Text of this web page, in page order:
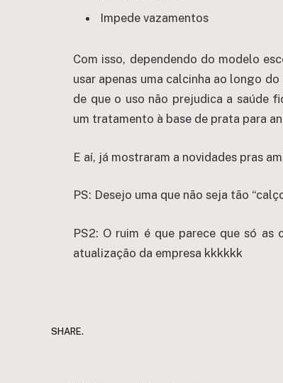
Impede vazamentos
Com isso, dependendo do modelo
usar apenas uma calcinha ao longo
de que o uso não prejudica a saúde
um tratamento à base de prata para
E aí, já mostraram a novidades pras
PS: Desejo uma que não seja tão
PS2: O ruim é que parece que só as
atualização da empresa kkkkkk
SHARE.